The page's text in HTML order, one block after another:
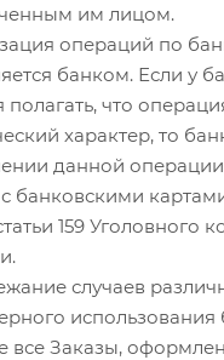
им лицом.
операций по
банком. Если у
что
характер, то
данной
банковскими
159 Уголовного
случаев
использования
все Заказы,